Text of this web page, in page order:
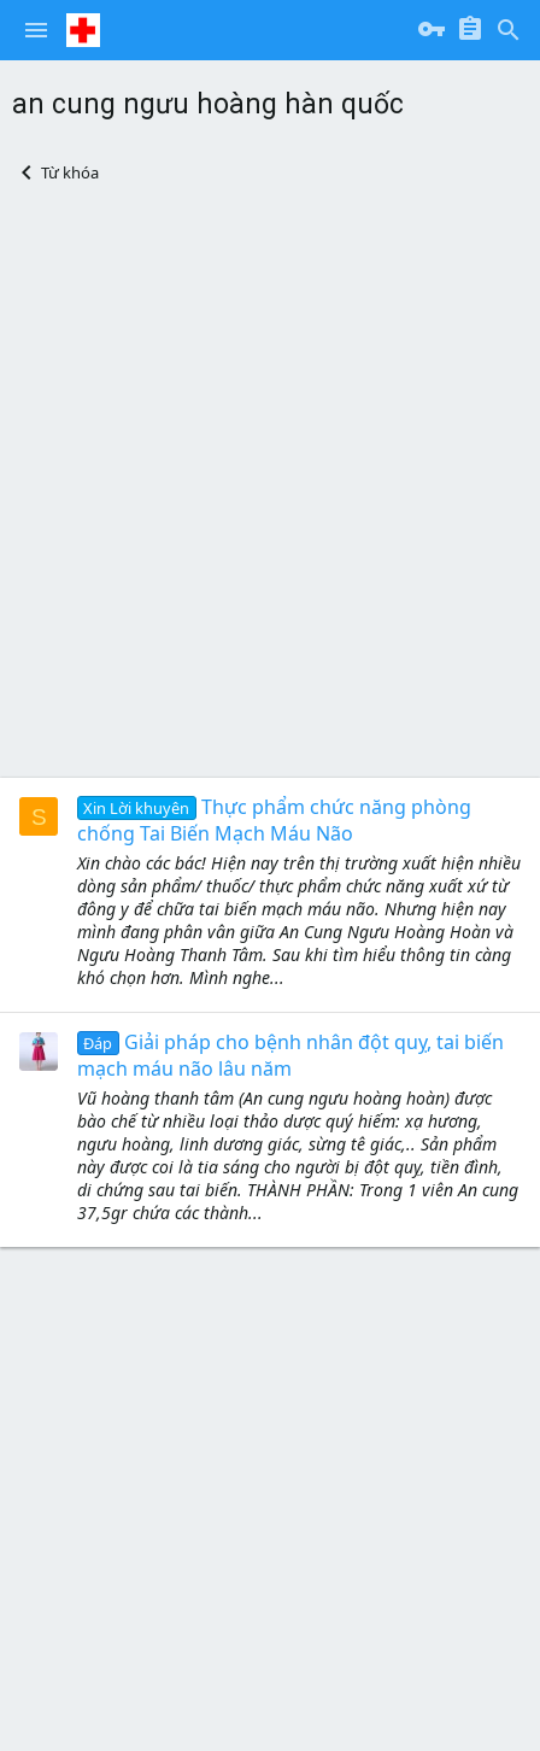
an cung ngưu hoàng hàn quốc
Từ khóa
S Xin Lời khuyên
Thực phẩm chức năng phòng
chống Tai Biến Mạch Máu Não
Xin chào các bác! Hiện nay trên thị trường xuất hiện nhiều
dòng sản phẩm/ thuốc/ thực phẩm chức năng xuất xứ từ
đông y để chữa tai biến mạch máu não. Nhưng hiện nay
mình đang phân vân giữa An Cung Ngưu Hoàng Hoàn và
Ngưu Hoàng Thanh Tâm. Sau khi tìm hiểu thông tin càng
khó chọn hơn. Mình nghe...
Đáp
Giải pháp cho bệnh nhân đột quỵ, tai biến
mạch máu não lâu năm
Vũ hoàng thanh tâm (An cung ngưu hoàng hoàn) được
bào chế từ nhiều loại thảo dược quý hiếm: xạ hương,
ngưu hoàng, linh dương giác, sừng tê giác,.. Sản phẩm
này được coi là tia sáng cho người bị đột quỵ, tiền đình,
di chứng sau tai biến. THÀNH PHẦN: Trong 1 viên An cung
37,5gr chứa các thành...